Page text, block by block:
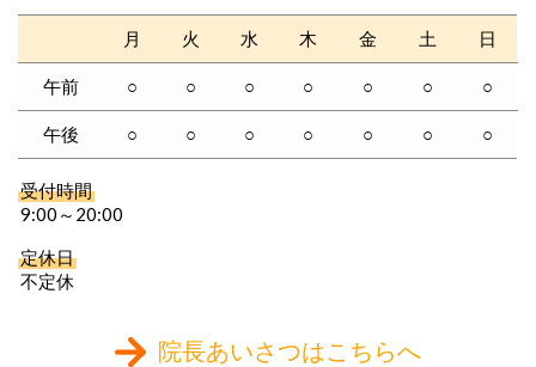
月 火 水 木 金 土 日
午前 ○ ○ ○ ○ ○ ○ ○
午後 ○ ○ ○ ○ ○ ○ ○
受付時間
9:00～20:00
定休日
不定休
院長あいさつはこちらへ